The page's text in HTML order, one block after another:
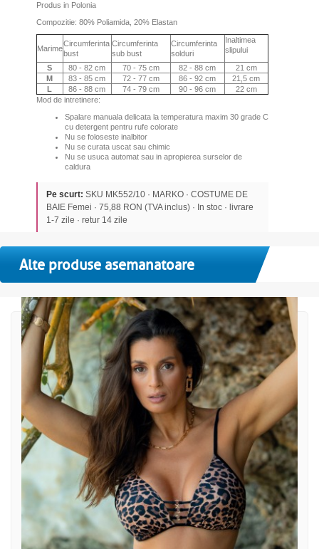
Produs in Polonia
Compozitie: 80% Poliamida, 20% Elastan
Marime
Circumferinta
bust
Circumferinta
sub bust
Circumferinta
solduri
Inaltimea
slipului
S 80 - 82 cm 70 - 75 cm 82 - 88 cm
21 cm
M
83 - 85 cm 72 - 77 cm 86 - 92 cm
21,5 cm
L
86 - 88 cm 74 - 79 cm 90 - 96 cm
22 cm
Mod de intretinere:
Spalare manuala delicata la temperatura maxim 30 grade C
cu detergent pentru rufe colorate
Nu se foloseste inalbitor
Nu se curata uscat sau chimic
Nu se usuca automat sau in apropierea surselor de
caldura
Pe scurt: SKU MK552/10 · MARKO · COSTUME DE
BAIE Femei · 75,88 RON (TVA inclus) · In stoc · livrare
1-7 zile · retur 14 zile
Alte produse asemanatoare